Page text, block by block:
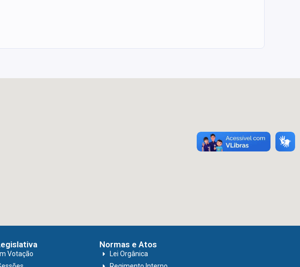
Votação
Normas e Atos
Lei Orgânica